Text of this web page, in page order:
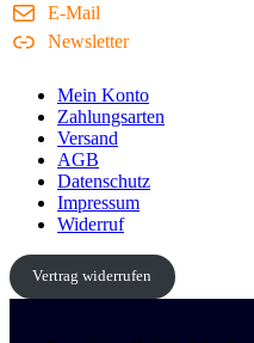
E-Mail
Newsletter
Mein Konto
Zahlungsarten
Versand
AGB
Datenschutz
Impressum
Widerruf
Vertrag widerrufen